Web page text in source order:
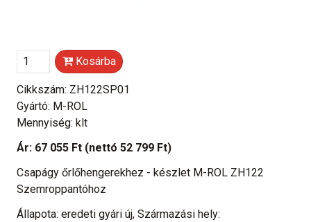
Kosárba
Cikkszám: ZH122SP01
Gyártó: M-ROL
Mennyiség: klt
Ár: 67 055 Ft (nettó 52 799 Ft)
Csapágy őrlőhengerekhez - készlet M-ROL ZH122
Szemroppantóhoz
Állapota: eredeti gyári új, Származási hely: